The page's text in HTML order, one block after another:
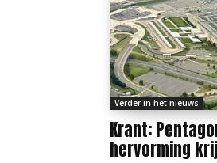
Verder in het nieuws
Krant:
hervorming